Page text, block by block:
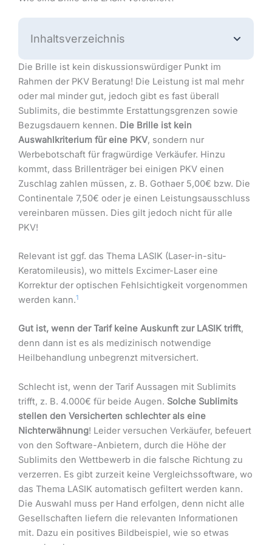
Inhaltsverzeichnis
Die Brille ist kein diskussionswürdiger Punkt im
Rahmen der PKV Beratung! Die Leistung ist mal mehr
oder mal minder gut, jedoch gibt es fast überall
Sublimits, die bestimmte Erstattungsgrenzen sowie
Bezugsdauern kennen. Die Brille ist kein
Auswahlkriterium für eine PKV, sondern nur
Werbebotschaft für fragwürdige Verkäufer. Hinzu
kommt, dass Brillenträger bei einigen PKV einen
Zuschlag zahlen müssen, z. B. Gothaer 5,00€ bzw. Die
Continentale 7,50€ oder je einen Leistungsausschluss
vereinbaren müssen. Dies gilt jedoch nicht für alle
PKV!
Relevant ist ggf. das Thema LASIK (Laser-in-situ-
Keratomileusis), wo mittels Excimer-Laser eine
Korrektur der optischen Fehlsichtigkeit vorgenommen
werden kann.1
Gut ist, wenn der Tarif keine Auskunft zur LASIK trifft,
denn dann ist es als medizinisch notwendige
Heilbehandlung unbegrenzt mitversichert.
Schlecht ist, wenn der Tarif Aussagen mit Sublimits
trifft, z. B. 4.000€ für beide Augen. Solche Sublimits
stellen den Versicherten schlechter als eine
Nichterwähnung! Leider versuchen Verkäufer, befeuert
von den Software-Anbietern, durch die Höhe der
Sublimits den Wettbewerb in die falsche Richtung zu
verzerren. Es gibt zurzeit keine Vergleichssoftware, wo
das Thema LASIK automatisch gefiltert werden kann.
Die Auswahl muss per Hand erfolgen, denn nicht alle
Gesellschaften liefern die relevanten Informationen
mit. Dazu ein positives Bildbeispiel, wie so etwas